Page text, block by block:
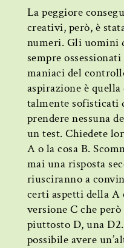
La peggiore
creativi, però, è
numeri. Gli uomini
sempre
maniaci del
aspirazione è
talmente sofisticati
prendere nessuna
un test. Chiedete
A o la cosa B.
mai una risposta
riusciranno a
certi aspetti della A
versione C che
piuttosto D, una
possibile avere